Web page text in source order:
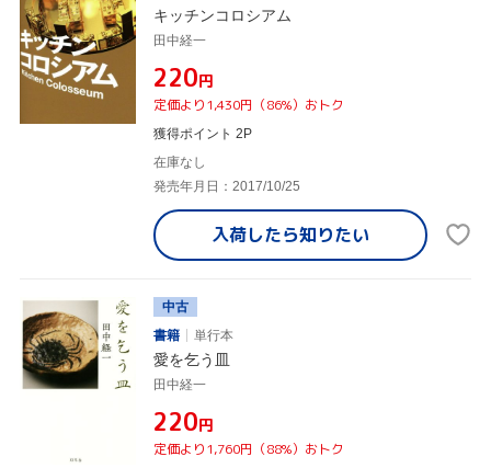
キッチンコロシアム
田中経一
¥220円
定価より1,430円（86%）おトク
獲得ポイント 2P
在庫なし
発売年月日：2017/10/25
入荷したら知りたい
中古
書籍
単行本
愛を乞う皿
田中経一
¥220円
定価より1,760円（88%）おトク